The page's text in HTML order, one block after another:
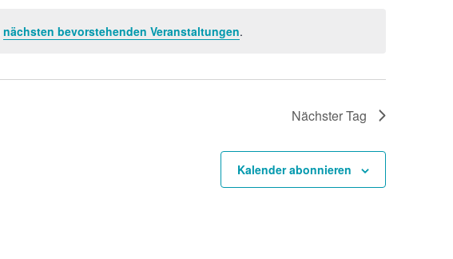
nächsten bevorstehenden Veranstaltungen.
Nächster Tag
Kalender abonnieren